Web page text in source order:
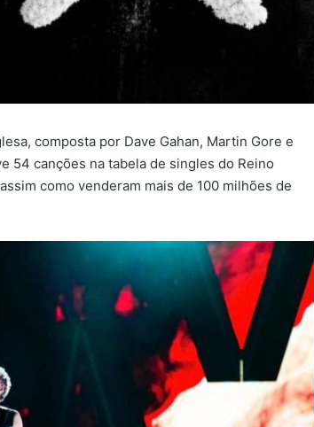
composta por Dave Gahan, Martin Gore e
54 canções na tabela de singles do Reino
como venderam mais de 100 milhões de